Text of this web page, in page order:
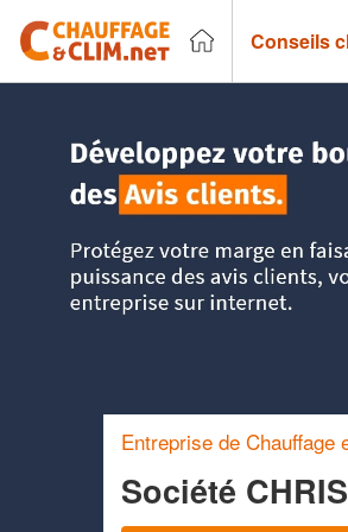
Conseils
Entreprise de Chauffage
Société